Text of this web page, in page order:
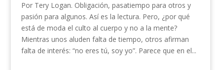
Por Tery Logan. Obligación, pasatiempo para otros y
pasión para algunos. Así es la lectura. Pero, ¿por qué
está de moda el culto al cuerpo y no a la mente?
Mientras unos aluden falta de tiempo, otros afirman
falta de interés: “no eres tú, soy yo”. Parece que en el...